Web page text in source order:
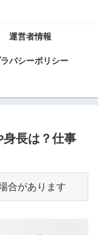
運営者情報
バシーポリシー
身長は？仕事
合があります